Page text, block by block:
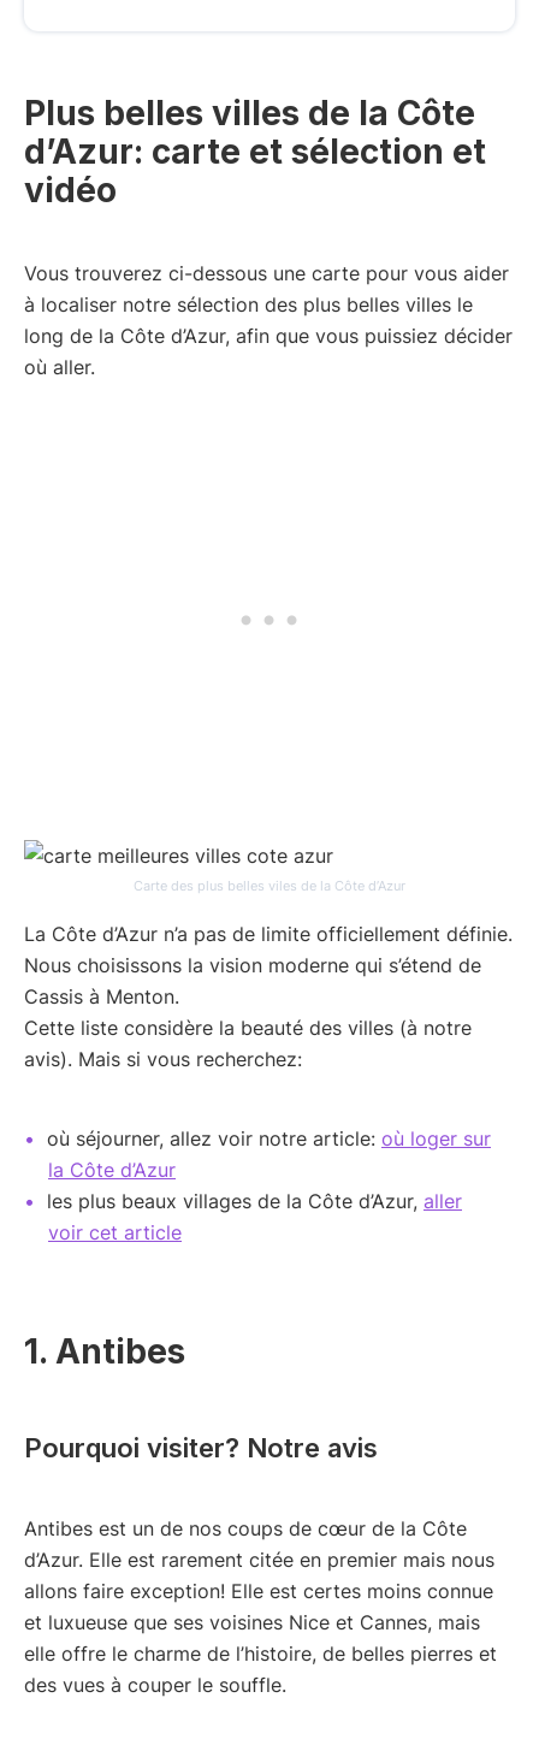
Plus belles villes de la Côte
d’Azur: carte et sélection et
vidéo
Vous trouverez ci-dessous une carte pour vous aider
à localiser notre sélection des plus belles villes le
long de la Côte d’Azur, afin que vous puissiez décider
où aller.
Carte des plus belles viles de la Côte d’Azur
La Côte d’Azur n’a pas de limite officiellement définie.
Nous choisissons la vision moderne qui s’étend de
Cassis à Menton.
Cette liste considère la beauté des villes (à notre
avis). Mais si vous recherchez:
où séjourner, allez voir notre article: où loger sur
la Côte d’Azur
les plus beaux villages de la Côte d’Azur, aller
voir cet article
1. Antibes
Pourquoi visiter? Notre avis
Antibes est un de nos coups de cœur de la Côte
d’Azur. Elle est rarement citée en premier mais nous
allons faire exception! Elle est certes moins connue
et luxueuse que ses voisines Nice et Cannes, mais
elle offre le charme de l’histoire, de belles pierres et
des vues à couper le souffle.